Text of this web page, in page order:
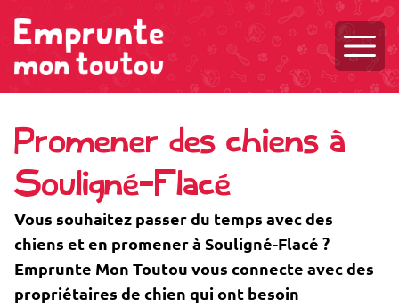
Promener des chiens à
Souligné-Flacé
Vous souhaitez passer du temps avec des
chiens et en promener à Souligné-Flacé ?
Emprunte Mon Toutou vous connecte avec des
propriétaires de chien qui ont besoin